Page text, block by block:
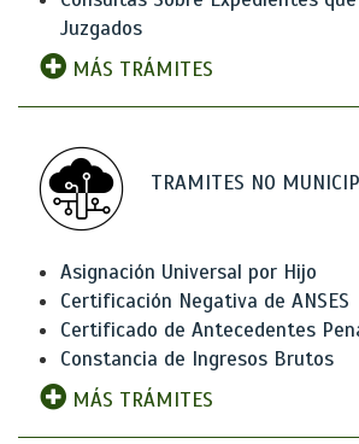
Juzgados
MÁS TRÁMITES
TRAMITES NO
Asignación Universal por Hijo
Certificación Negativa de ANSES
Certificado de Antecedentes
Constancia de Ingresos Brutos
MÁS TRÁMITES